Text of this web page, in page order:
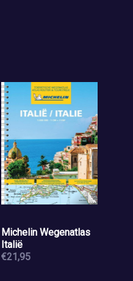
Michelin Wegenatlas
Italië
€21,95